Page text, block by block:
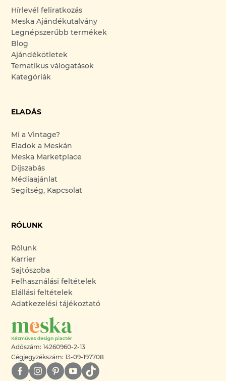
Hírlevél feliratkozás
Meska Ajándékutalvány
Legnépszerűbb termékek
Blog
Ajándékötletek
Tematikus válogatások
Kategóriák
ELADÁS
Mi a Vintage?
Eladok a Meskán
Meska Marketplace
Díjszabás
Médiaajánlat
Segítség, Kapcsolat
RÓLUNK
Rólunk
Karrier
Sajtószoba
Felhasználási feltételek
Elállási feltételek
Adatkezelési tájékoztató
Adószám: 14260960-2-13
Cégjegyzékszám: 13-09-197708